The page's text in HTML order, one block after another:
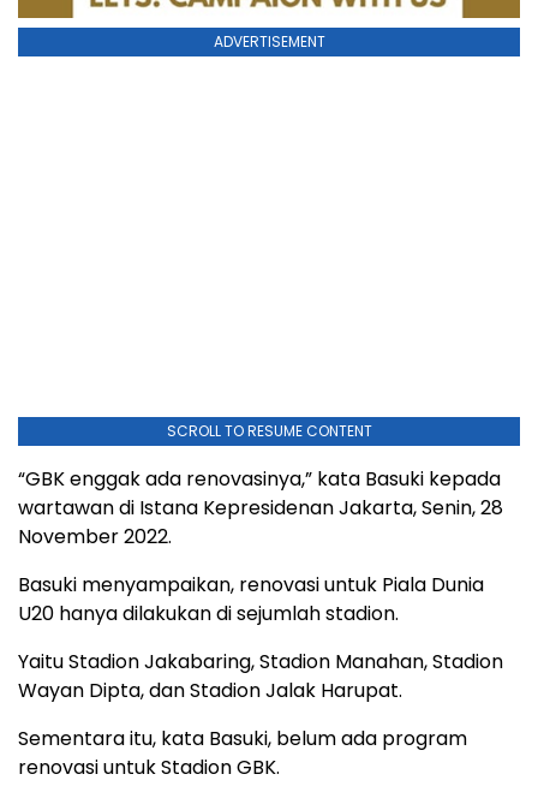
ADVERTISEMENT
SCROLL TO RESUME CONTENT
“GBK enggak ada renovasinya,” kata Basuki kepada
wartawan di Istana Kepresidenan Jakarta, Senin, 28
November 2022.
Basuki menyampaikan, renovasi untuk Piala Dunia
U20 hanya dilakukan di sejumlah stadion.
Yaitu Stadion Jakabaring, Stadion Manahan, Stadion
Wayan Dipta, dan Stadion Jalak Harupat.
Sementara itu, kata Basuki, belum ada program
renovasi untuk Stadion GBK.